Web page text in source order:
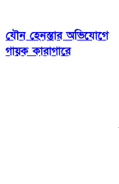
যৌন হেনস্তার অভিযোগে
গায়ক কারাগারে